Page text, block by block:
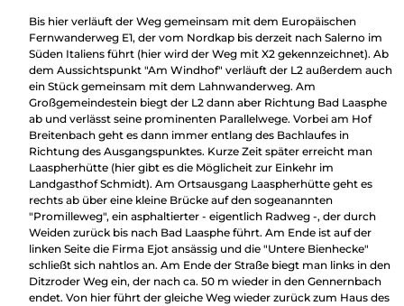
Bis hier verläuft der Weg gemeinsam mit dem Europäischen
Fernwanderweg E1, der vom Nordkap bis derzeit nach Salerno im
Süden Italiens führt (hier wird der Weg mit X2 gekennzeichnet). Ab
dem Aussichtspunkt "Am Windhof" verläuft der L2 außerdem auch
ein Stück gemeinsam mit dem Lahnwanderweg. Am
Großgemeindestein biegt der L2 dann aber Richtung Bad Laasphe
ab und verlässt seine prominenten Parallelwege. Vorbei am Hof
Breitenbach geht es dann immer entlang des Bachlaufes in
Richtung des Ausgangspunktes. Kurze Zeit später erreicht man
Laaspherhütte (hier gibt es die Möglicheit zur Einkehr im
Landgasthof Schmidt). Am Ortsausgang Laaspherhütte geht es
rechts ab über eine kleine Brücke auf den sogeanannten
"Promilleweg", ein asphaltierter - eigentlich Radweg -, der durch
Weiden zurück bis nach Bad Laasphe führt. Am Ende ist auf der
linken Seite die Firma Ejot ansässig und die "Untere Bienhecke"
schließt sich nahtlos an. Am Ende der Straße biegt man links in den
Ditzroder Weg ein, der nach ca. 50 m wieder in den Gennernbach
endet. Von hier führt der gleiche Weg wieder zurück zum Haus des